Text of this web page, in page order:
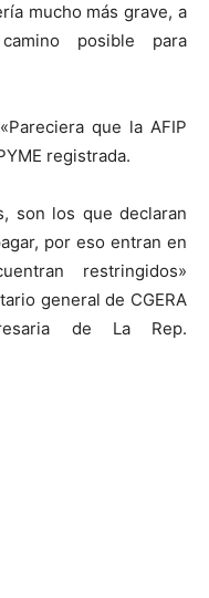
mucho más grave, a
posible para
que la AFIP
registrada.
son los que declaran
por eso entran en
restringidos»
general de CGERA
de La Rep.